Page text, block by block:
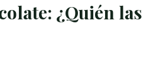
¿Quién las